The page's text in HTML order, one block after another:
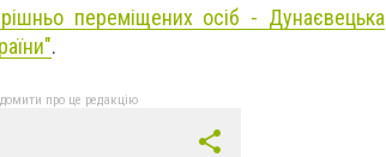
переміщених осіб - Дунаєвецька
.
про це редакцію